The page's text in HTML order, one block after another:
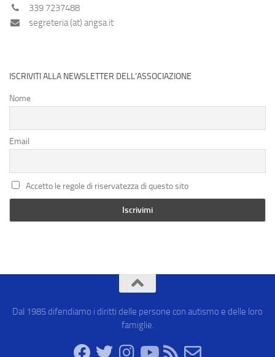
339 7237488
segreteria (at) angsa.it
ISCRIVITI ALLA NEWSLETTER DELL’ASSOCIAZIONE
Nome
Email
Accetto le regole di riservatezza di questo sito
Dal 1985 difendiamo i diritti delle persone con autismo e delle loro
famiglie.